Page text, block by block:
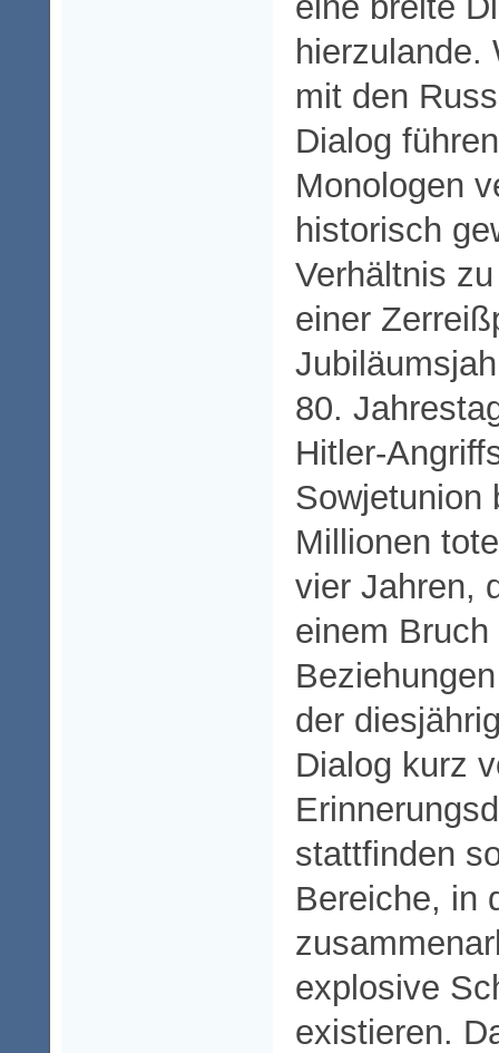
hierzulande.
mit den
Dialog
Monologen
historisch
Verhältnis
einer
80.
Hitler-
Sowjetunion
Millionen
vier Jahren,
einem
der
Dialog kurz
stattfinden
Bereiche, in
explosive
existieren.